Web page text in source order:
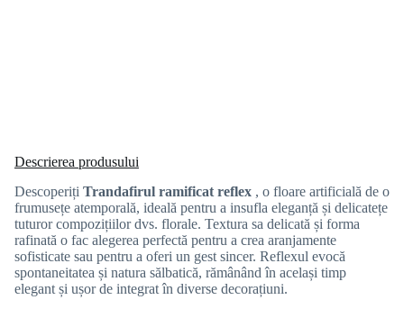
Descrierea produsului
Descoperiți Trandafirul ramificat reflex , o floare artificială de o
frumusețe atemporală, ideală pentru a insufla eleganță și delicatețe
tuturor compozițiilor dvs. florale. Textura sa delicată și forma
rafinată o fac alegerea perfectă pentru a crea aranjamente
sofisticate sau pentru a oferi un gest sincer. Reflexul evocă
spontaneitatea și natura sălbatică, rămânând în același timp
elegant și ușor de integrat în diverse decorațiuni.